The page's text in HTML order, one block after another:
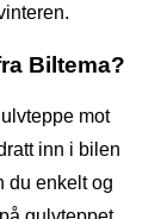
Biltema?
mot
inn i bilen
du enkelt og